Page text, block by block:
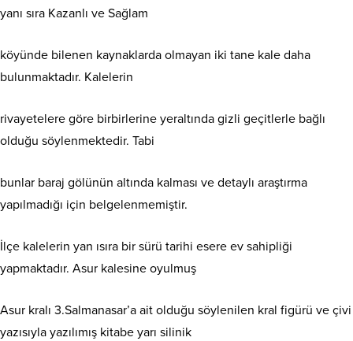
yanı sıra Kazanlı ve Sağlam
köyünde bilenen kaynaklarda olmayan iki tane kale daha
bulunmaktadır. Kalelerin
rivayetelere göre birbirlerine yeraltında gizli geçitlerle bağlı
olduğu söylenmektedir. Tabi
bunlar baraj gölünün altında kalması ve detaylı araştırma
yapılmadığı için belgelenmemiştir.
İlçe kalelerin yan ısıra bir sürü tarihi esere ev sahipliği
yapmaktadır. Asur kalesine oyulmuş
Asur kralı 3.Salmanasar’a ait olduğu söylenilen kral figürü ve çivi
yazısıyla yazılımış kitabe yarı silinik